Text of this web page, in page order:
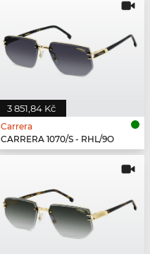
3 851,84 Kč
Carrera
CARRERA 1070/S - RHL/9O